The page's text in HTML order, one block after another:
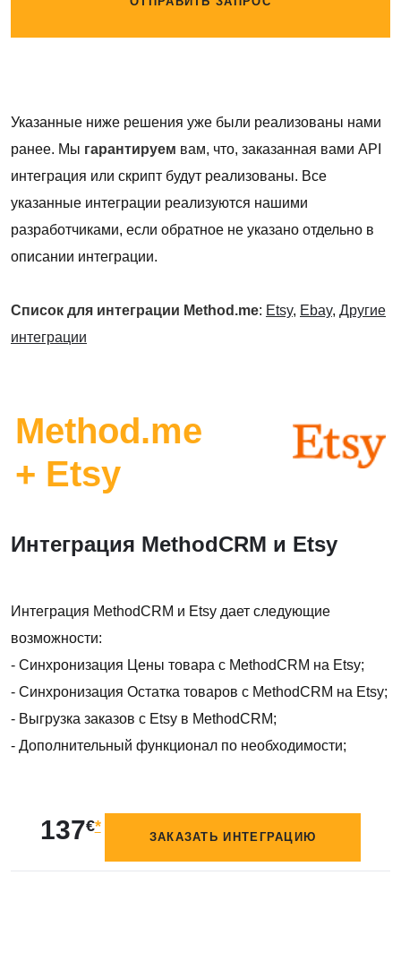
Указанные ниже решения уже были реализованы нами
ранее. Мы гарантируем вам, что, заказанная вами API
интеграция или скрипт будут реализованы. Все
указанные интеграции реализуются нашими
разработчиками, если обратное не указано отдельно в
описании интеграции.
Список для интеграции Method.me: Etsy, Ebay, Другие
интеграции
Method.me
+ Etsy
Интеграция MethodCRM и Etsy
Интеграция MethodCRM и Etsy дает следующие
возможности:
- Синхронизация Цены товара с MethodCRM на Etsy;
- Синхронизация Остатка товаров с MethodCRM на Etsy;
- Выгрузка заказов с Etsy в MethodCRM;
- Дополнительный функционал по необходимости;
137€*
ЗАКАЗАТЬ ИНТЕГРАЦИЮ